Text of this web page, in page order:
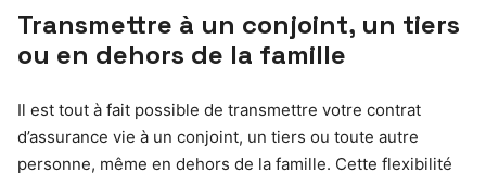
Transmettre à un conjoint, un tiers
ou en dehors de la famille
Il est tout à fait possible de transmettre votre contrat
d’assurance vie à un conjoint, un tiers ou toute autre
personne, même en dehors de la famille. Cette flexibilité